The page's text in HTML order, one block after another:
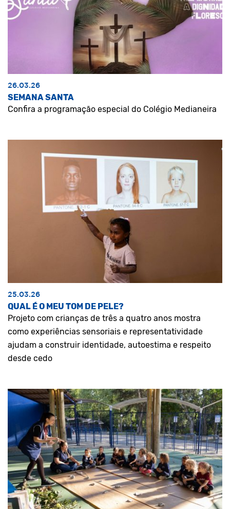
26.03.26
SEMANA SANTA
Confira a programação especial do Colégio Medianeira
25.03.26
QUAL É O MEU TOM DE PELE?
Projeto com crianças de três a quatro anos mostra
como experiências sensoriais e representatividade
ajudam a construir identidade, autoestima e respeito
desde cedo